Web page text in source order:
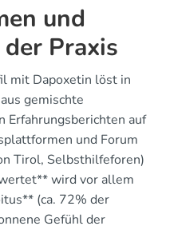
und
Praxis
mit Dapoxetin löst in
gemischte
Erfahrungsberichten auf
und Forum
Tirol, Selbsthilfeforen)
wird vor allem
(ca. 72% der
Gefühl der